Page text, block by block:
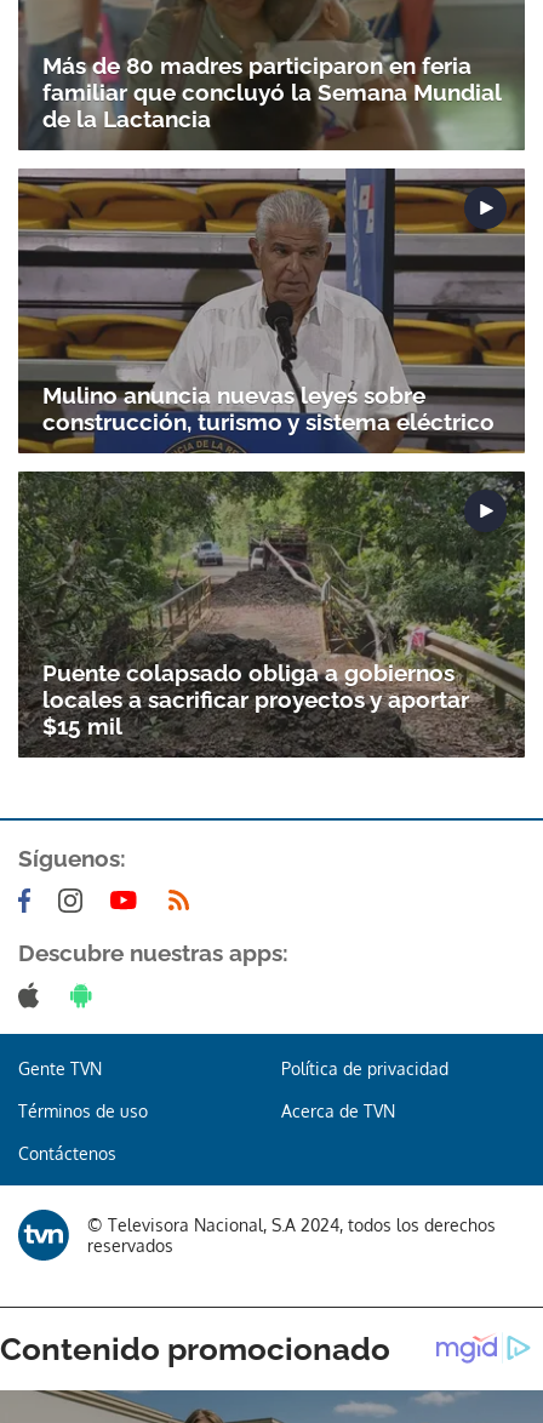
Gracias por suscribirte a nuestro boletín.
ACEPTAR
Más de 80 madres participaron en feria
familiar que concluyó la Semana Mundial
de la Lactancia
Mulino anuncia nuevas leyes sobre
construcción, turismo y sistema eléctrico
Puente colapsado obliga a gobiernos
locales a sacrificar proyectos y aportar
$15 mil
Síguenos:
Descubre nuestras apps:
Gente TVN Política de privacidad
Términos de uso Acerca de TVN
Contáctenos
© Televisora Nacional, S.A 2024, todos los derechos
reservados